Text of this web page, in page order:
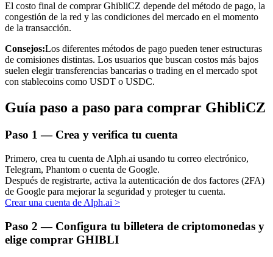
Obtenga ganancias a largo plazo e intereses flexibles
Aprender Staking
Obtenga más información sobre cómo obtener ingresos pasivos
Bitrue
AI
El costo final de comprar GhibliCZ depende del método de pago, la
congestión de la red y las condiciones del mercado en el momento
de la transacción.
Consejos:Los diferentes métodos de pago pueden tener estructuras
de comisiones distintas. Los usuarios que buscan costos más bajos
suelen elegir transferencias bancarias o trading en el mercado spot
con stablecoins como USDT o USDC.
Guía paso a paso para comprar GhibliCZ
Paso 1 — Crea y verifica tu cuenta
Primero, crea tu cuenta de Alph.ai usando tu correo electrónico,
Telegram, Phantom o cuenta de Google.
Después de registrarte, activa la autenticación de dos factores (2FA)
de Google para mejorar la seguridad y proteger tu cuenta.
Crear una cuenta de Alph.ai >
Paso 2 — Configura tu billetera de criptomonedas y
elige comprar GHIBLI